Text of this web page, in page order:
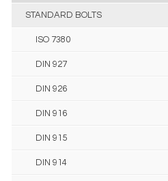
STANDARD BOLTS
ISO 7380
DIN 927
DIN 926
DIN 916
DIN 915
DIN 914